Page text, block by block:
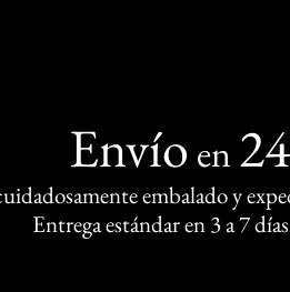
Envío en
embalado y
Entrega estándar en 3 a 7